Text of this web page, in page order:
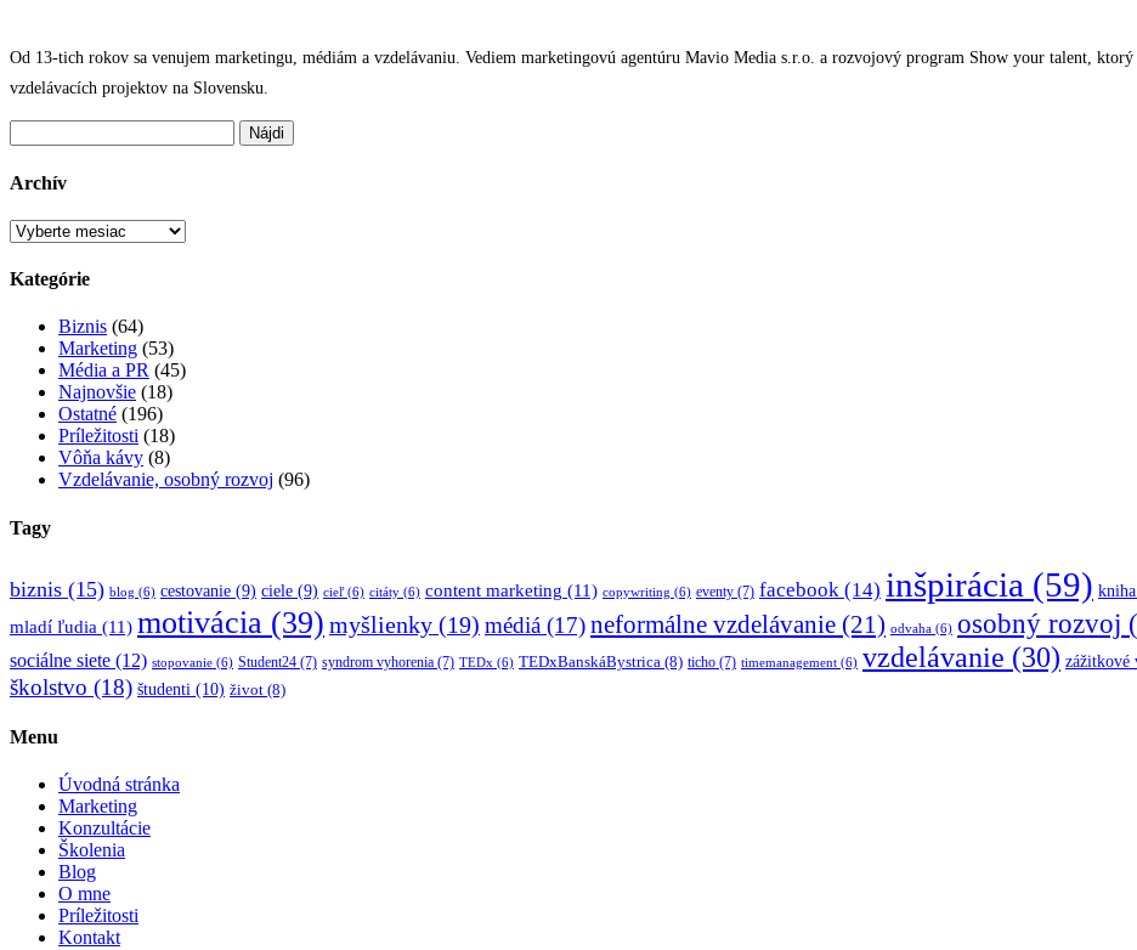
Od 13-tich rokov sa venujem marketingu, médiám a vzdelávaniu. Vediem marketingovú agentúru Mavio Media s.r.o. a rozvojový program Show your talent,
vzdelávacích projektov na Slovensku.
Archív
Archív
Kategórie
Biznis (64)
Marketing (53)
Média a PR (45)
Najnovšie (18)
Ostatné (196)
Príležitosti (18)
Vôňa kávy (8)
Vzdelávanie, osobný rozvoj (96)
Tagy
biznis (15) blog (6) cestovanie (9) ciele (9) cieľ(6) citáty (6) content marketing (11) copywriting (6) eventy (7) facebook (14) inšpirácia (59) kniha
mladí ľudia (11) motivácia (39) myšlienky (19) médiá (17)neformálne vzdelávanie (21) odvaha (6) osobný rozvoj
sociálne siete (12) stopovanie (6) Student24 (7) syndrom vyhorenia (7) TEDx (6) TEDxBanskáBystrica (8) ticho (7) timemanagement (6) vzdelávanie (30) zážitkové
školstvo (18) študenti (10) život (8)
Menu
Úvodná stránka
Marketing
Konzultácie
Školenia
Blog
O mne
Príležitosti
Kontakt